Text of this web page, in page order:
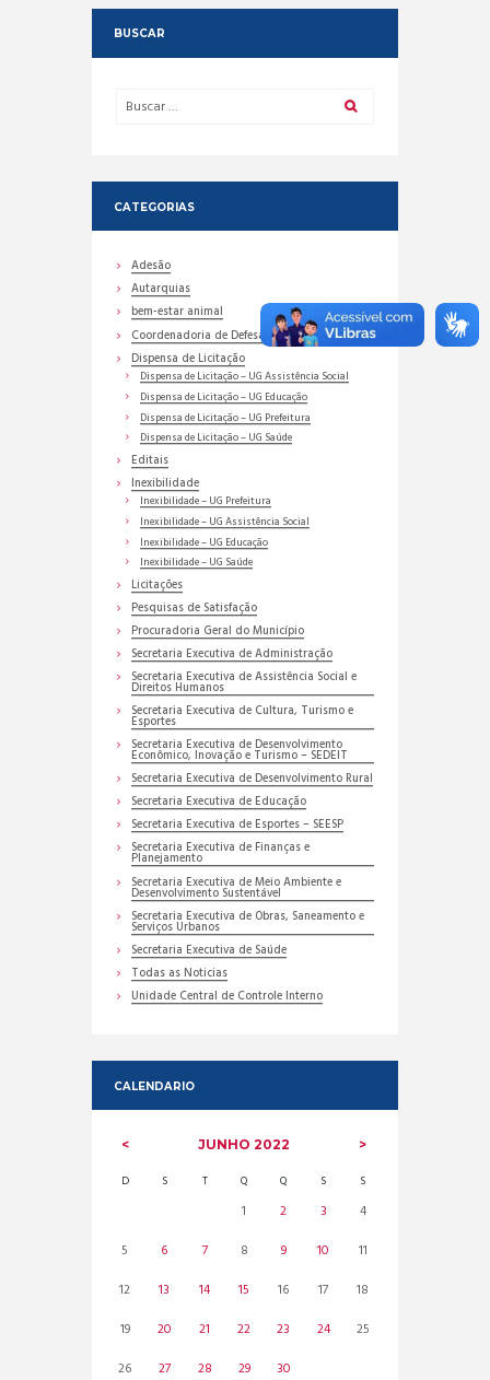
BUSCAR
CATEGORIAS
Adesão
Autarquias
bem-estar animal
Coordenadoria de Defesa Civil
Dispensa de Licitação
Dispensa de Licitação – UG Assistência Social
Dispensa de Licitação – UG Educação
Dispensa de Licitação – UG Prefeitura
Dispensa de Licitação – UG Saúde
Editais
Inexibilidade
Inexibilidade – UG Prefeitura
Inexibilidade – UG Assistência Social
Inexibilidade – UG Educação
Inexibilidade – UG Saúde
Licitações
Pesquisas de Satisfação
Procuradoria Geral do Município
Secretaria Executiva de Administração
Secretaria Executiva de Assistência Social e
Direitos Humanos
Secretaria Executiva de Cultura, Turismo e
Esportes
Secretaria Executiva de Desenvolvimento
Econômico, Inovação e Turismo – SEDEIT
Secretaria Executiva de Desenvolvimento Rural
Secretaria Executiva de Educação
Secretaria Executiva de Esportes – SEESP
Secretaria Executiva de Finanças e
Planejamento
Secretaria Executiva de Meio Ambiente e
Desenvolvimento Sustentável
Secretaria Executiva de Obras, Saneamento e
Serviços Urbanos
Secretaria Executiva de Saúde
Todas as Noticias
Unidade Central de Controle Interno
CALENDARIO
JUNHO 2022
D S T Q Q S S
1 2 3
4
5
6 7 8 9 10
11
12
13 14 15 16 17
18
19
20 21 22 23 24
25
26
27 28 29 30